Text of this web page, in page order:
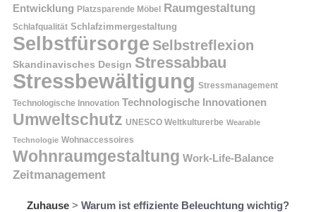
Entwicklung Platzsparende Möbel Raumgestaltung
Schlafqualität Schlafzimmergestaltung
Selbstfürsorge Selbstreflexion
Skandinavisches Design Stressabbau
Stressbewältigung Stressmanagement
Technologische Innovation Technologische Innovationen
Umweltschutz UNESCO Weltkulturerbe Wearable
Technologie Wohnaccessoires
Wohnraumgestaltung Work-Life-Balance
Zeitmanagement
Zuhause > Warum ist effiziente Beleuchtung wichtig?